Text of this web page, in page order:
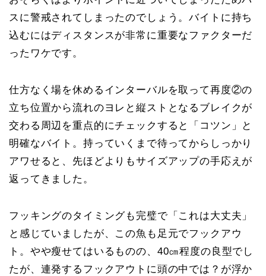
スに警戒されてしまったのでしょう。バイトに持ち
込むにはディスタンスが非常に重要なファクターだ
ったワケです。
仕方なく場を休めるインターバルを取って再度②の
立ち位置から流れのヨレと縦ストとなるブレイクが
交わる周辺を重点的にチェックすると「コツン」と
明確なバイト。持っていくまで待ってからしっかり
アワせると、先ほどよりもサイズアップの手応えが
返ってきました。
フッキングのタイミングも完璧で「これは大丈夫」
と感じていましたが、この魚も足元でフックアウ
ト。やや瘦せてはいるものの、40㎝程度の良型でし
たが、連発するフックアウトに頭の中では？が浮か